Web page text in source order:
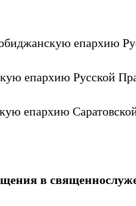
епархию
епархию Русской
епархию
в